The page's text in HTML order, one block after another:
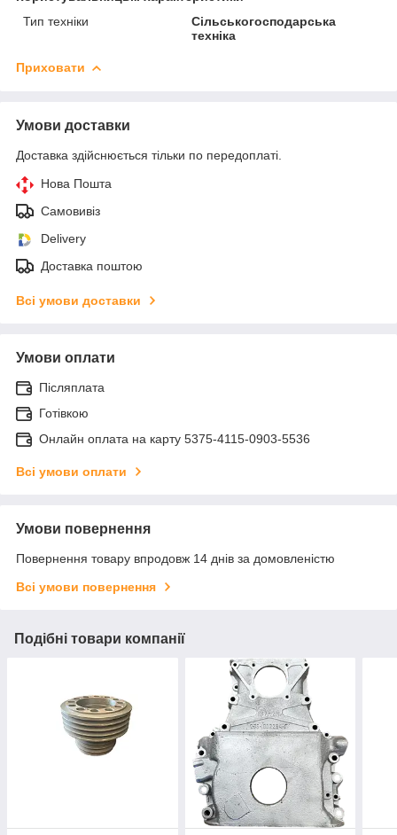
Тип техніки
Сільськогосподарська
техніка
Приховати
Умови доставки
Доставка здійснюється тільки по передоплаті.
Нова Пошта
Самовивіз
Delivery
Доставка поштою
Всі умови доставки
Умови оплати
Післяплата
Готівкою
Онлайн оплата на карту 5375-4115-0903-5536
Всі умови оплати
Умови повернення
Повернення товару впродовж 14 днів за домовленістю
Всі умови повернення
Подібні товари компанії